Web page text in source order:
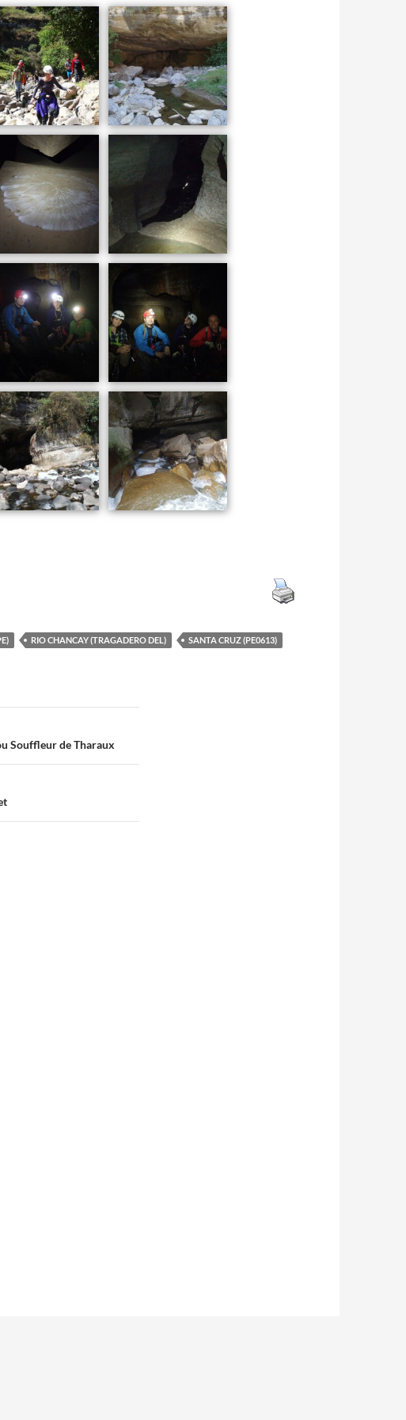
RIO CHANCAY (TRAGADERO DEL)
SANTA CRUZ (PE0613)
Souffleur de Tharaux